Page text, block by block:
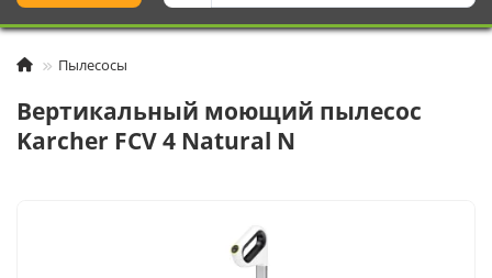
Пылесосы
Вертикальный моющий пылесос
Karcher FCV 4 Natural N